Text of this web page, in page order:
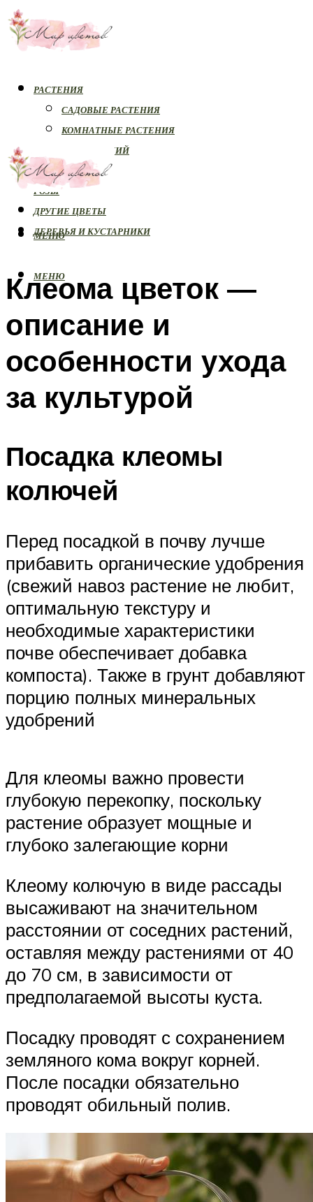
РАСТЕНИЯ
САДОВЫЕ РАСТЕНИЯ
КОМНАТНЫЕ РАСТЕНИЯ
БОЛЕЗНИ РАСТЕНИЙ
ОРХИДЕИ
РОЗЫ
ДРУГИЕ ЦВЕТЫ
ДЕРЕВЬЯ И КУСТАРНИКИ
МЕНЮ
МЕНЮ
Клеома цветок —
описание и
особенности ухода
за культурой
Посадка клеомы
колючей
Перед посадкой в почву лучше
прибавить органические удобрения
(свежий навоз растение не любит,
оптимальную текстуру и
необходимые характеристики
почве обеспечивает добавка
компоста). Также в грунт добавляют
порцию полных минеральных
удобрений
Для клеомы важно провести
глубокую перекопку, поскольку
растение образует мощные и
глубоко залегающие корни
Клеому колючую в виде рассады
высаживают на значительном
расстоянии от соседних растений,
оставляя между растениями от 40
до 70 см, в зависимости от
предполагаемой высоты куста.
Посадку проводят с сохранением
земляного кома вокруг корней.
После посадки обязательно
проводят обильный полив.